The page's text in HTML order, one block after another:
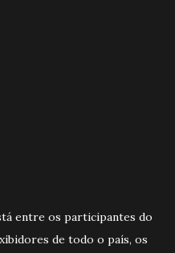
entre os participantes do
de todo o país, os